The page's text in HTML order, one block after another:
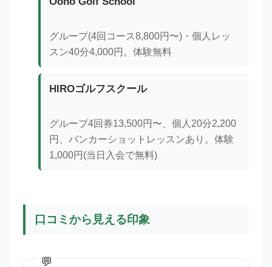
グループ(4回コース8,800円〜)・個人レッ
スン40分4,000円。体験無料
HIROゴルフスクール
グループ4回券13,500円〜、個人20分2,200
円、バンカーショットレッスンあり。体験
1,000円(当日入会で無料)
口コミから見える印象